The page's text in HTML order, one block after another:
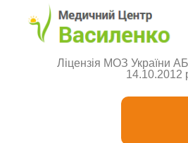
Ліцензія МОЗ України
14.10.2012